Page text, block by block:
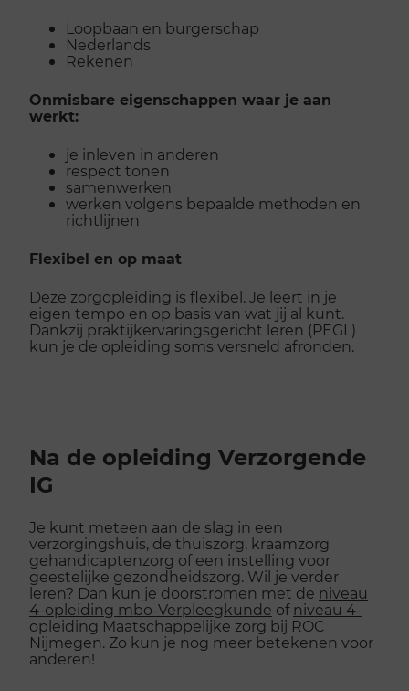
Loopbaan en burgerschap
Nederlands
Rekenen
Onmisbare eigenschappen waar je aan
werkt:
je inleven in anderen
respect tonen
samenwerken
werken volgens bepaalde methoden en
richtlijnen
Flexibel en op maat
Deze zorgopleiding is flexibel. Je leert in je
eigen tempo en op basis van wat jij al kunt.
Dankzij praktijkervaringsgericht leren (PEGL)
kun je de opleiding soms versneld afronden.
Na de opleiding Verzorgende
IG
Je kunt meteen aan de slag in een
verzorgingshuis, de thuiszorg, kraamzorg
gehandicaptenzorg of een instelling voor
geestelijke gezondheidszorg. Wil je verder
leren? Dan kun je doorstromen met de niveau
4-opleiding mbo-Verpleegkunde ofniveau 4-
opleiding Maatschappelijke zorg bij ROC
Nijmegen. Zo kun je nog meer betekenen voor
anderen!